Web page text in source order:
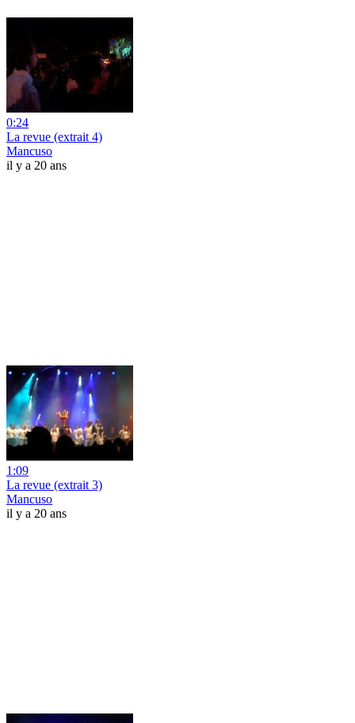
0:24
La revue (extrait 4)
Mancuso
il y a 20 ans
1:09
La revue (extrait 3)
Mancuso
il y a 20 ans